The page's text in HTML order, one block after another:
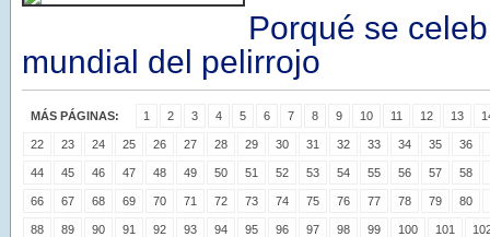
Porqué se
mundial del pelirrojo
MÁS PÁGINAS: 1 2 3 4 5 6 7 8 9 10 11 12 13
22 23 24 25 26 27 28 29 30 31 32 33 34 35 36
44 45 46 47 48 49 50 51 52 53 54 55 56 57 58
66 67 68 69 70 71 72 73 74 75 76 77 78 79 80
88 89 90 91 92 93 94 95 96 97 98 99 100 101